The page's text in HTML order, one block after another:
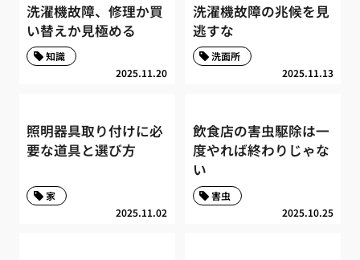
洗濯機故障、修理か買
い替えか見極める
2025.11.20
知識
洗濯機故障の兆候を見
逃すな
2025.11.13
洗面所
照明器具取り付けに必
要な道具と選び方
2025.11.02
家
飲食店の害虫駆除は一
度やれば終わりじゃな
い
2025.10.25
害虫